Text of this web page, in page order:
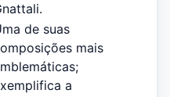
de suas
mais
a